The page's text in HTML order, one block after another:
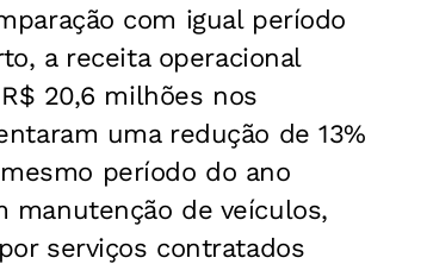
com igual período
a receita operacional
20,6 milhões nos
uma redução de 13%
período do ano
manutenção de veículos,
serviços contratados